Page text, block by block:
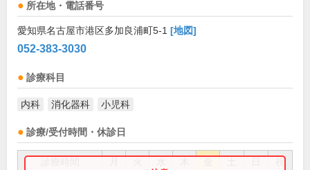
所在地・電話番号
愛知県名古屋市港区多加良浦町5-1 [地図]
052-383-3030
診療科目
内科 消化器科 小児科
診療/受付時間・休診日
祝